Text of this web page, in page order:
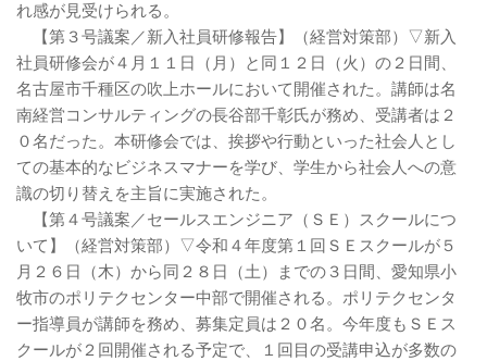
れ感が見受けられる。
【第３号議案／新入社員研修報告】（経営対策部）▽新入
社員研修会が４月１１日（月）と同１２日（火）の２日間、
名古屋市千種区の吹上ホールにおいて開催された。講師は名
南経営コンサルティングの長谷部千彰氏が務め、受講者は２
０名だった。本研修会では、挨拶や行動といった社会人とし
ての基本的なビジネスマナーを学び、学生から社会人への意
識の切り替えを主旨に実施された。
【第４号議案／セールスエンジニア（ＳＥ）スクールにつ
いて】（経営対策部）▽令和４年度第１回ＳＥスクールが５
月２６日（木）から同２８日（土）までの３日間、愛知県小
牧市のポリテクセンター中部で開催される。ポリテクセンタ
ー指導員が講師を務め、募集定員は２０名。今年度もＳＥス
クールが２回開催される予定で、１回目の受講申込が多数の